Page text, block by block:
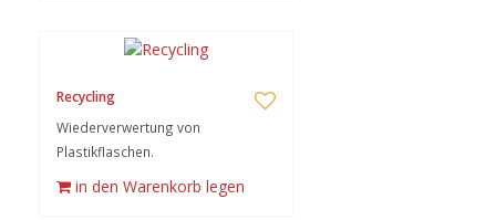
Recycling
Wiederverwertung von
Plastikflaschen.
in den Warenkorb legen